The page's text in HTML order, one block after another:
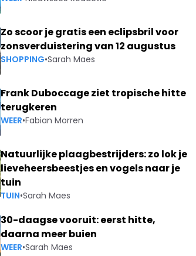
Zo scoor je gratis een eclipsbril voor
zonsverduistering van 12 augustus
SHOPPING•Sarah Maes
Frank Duboccage ziet tropische hitte
terugkeren
WEER•Fabian Morren
Natuurlijke plaagbestrijders: zo lok je
lieveheersbeestjes en vogels naar je
tuin
TUIN•Sarah Maes
30-daagse vooruit: eerst hitte,
daarna meer buien
WEER•Sarah Maes